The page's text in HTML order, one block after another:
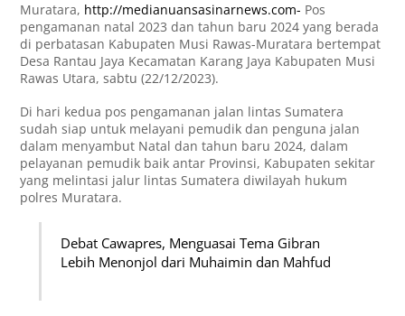
Muratara, http://medianuansasinarnews.com- Pos
pengamanan natal 2023 dan tahun baru 2024 yang berada
di perbatasan Kabupaten Musi Rawas-Muratara bertempat
Desa Rantau Jaya Kecamatan Karang Jaya Kabupaten Musi
Rawas Utara, sabtu (22/12/2023).
Di hari kedua pos pengamanan jalan lintas Sumatera
sudah siap untuk melayani pemudik dan penguna jalan
dalam menyambut Natal dan tahun baru 2024, dalam
pelayanan pemudik baik antar Provinsi, Kabupaten sekitar
yang melintasi jalur lintas Sumatera diwilayah hukum
polres Muratara.
Debat Cawapres, Menguasai Tema Gibran
Lebih Menonjol dari Muhaimin dan Mahfud